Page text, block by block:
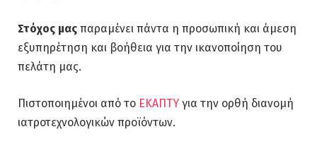
Στόχος μας παραμένει πάντα η προσωπική και άμεση
εξυπηρέτηση και βοήθεια για την ικανοποίηση του
πελάτη μας.
Πιστοποιημένοι από το ΕΚΑΠΤΥ για την ορθή διανομή
ιατροτεχνολογικών προϊόντων.